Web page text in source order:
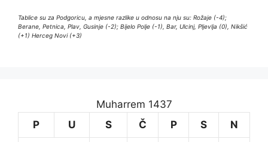
Tablice su za Podgoricu, a mjesne razlike u odnosu na nju su: Rožaje (-4);
Berane, Petnica, Plav, Gusinje (-2); Bijelo Polje (-1), Bar, Ulcinj, Pljevlja (0), Nikšić
(+1) Herceg Novi (+3)
Muharrem 1437
P
U S Č P S N